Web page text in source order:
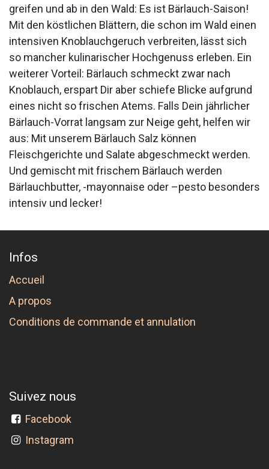
greifen und ab in den Wald: Es ist Bärlauch-Saison!
Mit den köstlichen Blättern, die schon im Wald einen
intensiven Knoblauchgeruch verbreiten, lässt sich
so mancher kulinarischer Hochgenuss erleben. Ein
weiterer Vorteil: Bärlauch schmeckt zwar nach
Knoblauch, erspart Dir aber schiefe Blicke aufgrund
eines nicht so frischen Atems. Falls Dein jährlicher
Bärlauch-Vorrat langsam zur Neige geht, helfen wir
aus: Mit unserem Bärlauch Salz können
Fleischgerichte und Salate abgeschmeckt werden.
Und gemischt mit frischem Bärlauch werden
Bärlauchbutter, -mayonnaise oder –pesto besonders
intensiv und lecker!
Infos
Accueil
A propos
Conditions de commande et annulation
Suivez nous
Facebook
Instagram